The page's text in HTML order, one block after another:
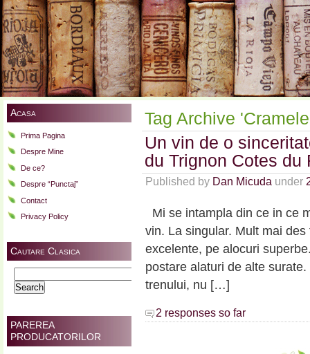
Acasa
Prima Pagina
Despre Mine
De ce?
Despre “Punctaj”
Contact
Privacy Policy
Cautare Clasica
for:
PAREREA
PRODUCATORILOR
Tag Archive
Un vin de o
du Trignon Cotes du
Published by Dan Micuda under
Mi se intampla din ce in ce
vin. La singular. Mult mai
excelente, pe alocuri
postare alaturi de alte
trenului, nu […]
2 responses so far